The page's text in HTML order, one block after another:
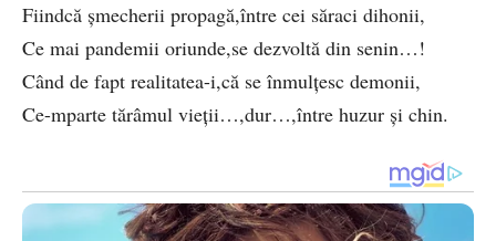
Fiindcă șmecherii propagă,între cei săraci dihonii,
Ce mai pandemii oriunde,se dezvoltă din senin…!
Când de fapt realitatea-i,că se înmulțesc demonii,
Ce-mparte tărâmul vieții…,dur…,între huzur și chin.